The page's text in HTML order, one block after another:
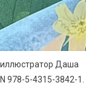
иллюстратор Даша
978-5-4315-3842-1.